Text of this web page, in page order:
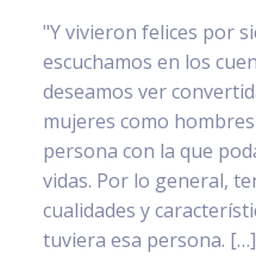
"Y vivieron felices por
escuchamos en los
deseamos ver
mujeres como
persona con la que
vidas. Por lo general,
cualidades y
tuviera esa persona. […]